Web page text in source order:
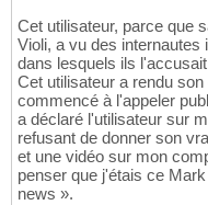
Cet utilisateur, parce que
Violi, a vu des
dans lesquels ils
Cet utilisateur a rendu
commencé à l'appeler
a déclaré l'utilisateur sur
refusant de donner son
et une vidéo sur mon
penser que j'étais ce
news ».